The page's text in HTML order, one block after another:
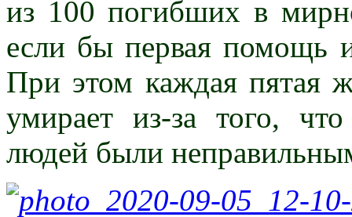
из 100 погибших в
если бы первая помощь
При этом каждая пятая
умирает из-за того,
людей были